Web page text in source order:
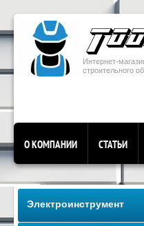
Интернет-
строительного
О КОМПАНИИ СТАТЬИ
Электроинструмент